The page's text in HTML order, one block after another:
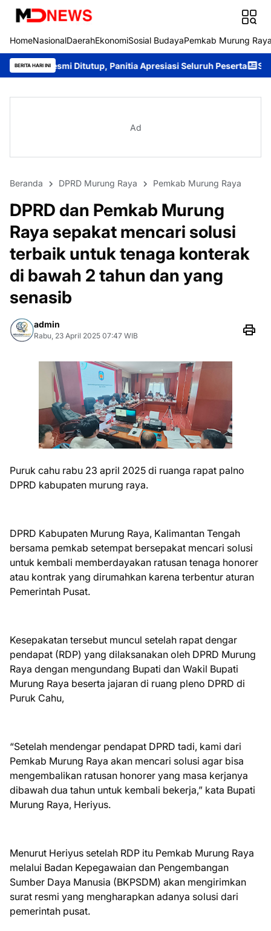
HomeNasionalDaerahEkonomiSosial BudayaPemkab Murung
BERITA HARI INIPanitia Apresiasi Seluruh Peserta Sambangi Warga
Ad
Beranda DPRD Murung Raya Pemkab Murung Raya
DPRD dan Pemkab Murung
Raya sepakat mencari solusi
terbaik untuk tenaga konterak
di bawah 2 tahun dan yang
senasib
admin
Rabu, 23 April 2025 07:47 WIB
Puruk cahu rabu 23 april 2025 di ruanga rapat palno
DPRD kabupaten murung raya.
DPRD Kabupaten Murung Raya, Kalimantan Tengah
bersama pemkab setempat bersepakat mencari solusi
untuk kembali memberdayakan ratusan tenaga honorer
atau kontrak yang dirumahkan karena terbentur aturan
Pemerintah Pusat.
Kesepakatan tersebut muncul setelah rapat dengar
pendapat (RDP) yang dilaksanakan oleh DPRD Murung
Raya dengan mengundang Bupati dan Wakil Bupati
Murung Raya beserta jajaran di ruang pleno DPRD di
Puruk Cahu,
“Setelah mendengar pendapat DPRD tadi, kami dari
Pemkab Murung Raya akan mencari solusi agar bisa
mengembalikan ratusan honorer yang masa kerjanya
dibawah dua tahun untuk kembali bekerja,” kata Bupati
Murung Raya, Heriyus.
Menurut Heriyus setelah RDP itu Pemkab Murung Raya
melalui Badan Kepegawaian dan Pengembangan
Sumber Daya Manusia (BKPSDM) akan mengirimkan
surat resmi yang mengharapkan adanya solusi dari
pemerintah pusat.